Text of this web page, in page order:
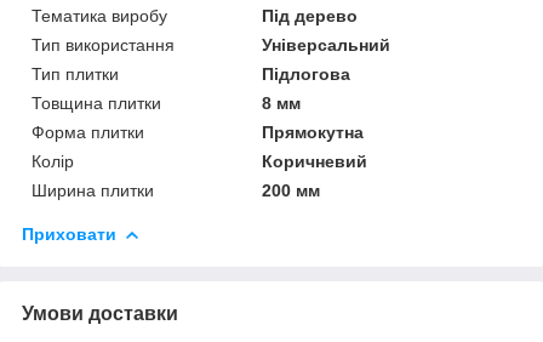
Тематика виробу
Під дерево
Тип використання
Універсальний
Тип плитки
Підлогова
Товщина плитки
8 мм
Форма плитки
Прямокутна
Колір
Коричневий
Ширина плитки
200 мм
Приховати
Умови доставки